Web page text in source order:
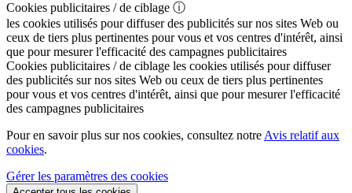
Cookies publicitaires / de ciblage ⓘ
les cookies utilisés pour diffuser des publicités sur nos sites Web ou
ceux de tiers plus pertinentes pour vous et vos centres d'intérêt, ainsi
que pour mesurer l'efficacité des campagnes publicitaires
Cookies publicitaires / de ciblage les cookies utilisés pour diffuser
des publicités sur nos sites Web ou ceux de tiers plus pertinentes
pour vous et vos centres d'intérêt, ainsi que pour mesurer l'efficacité
des campagnes publicitaires
Pour en savoir plus sur nos cookies, consultez notre Avis relatif aux
cookies.
Gérer les paramètres des cookies